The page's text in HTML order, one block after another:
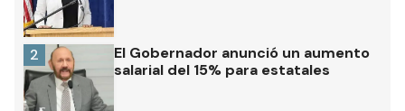
El Gobernador anunció un aumento
salarial del 15% para estatales
2